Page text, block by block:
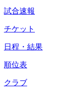
試合速報
チケット
日程・結果
順位表
クラブ